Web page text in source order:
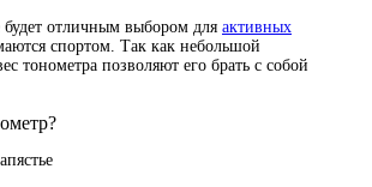
будет отличным выбором для активных
спортом. Так как небольшой
тонометра позволяют его брать с собой